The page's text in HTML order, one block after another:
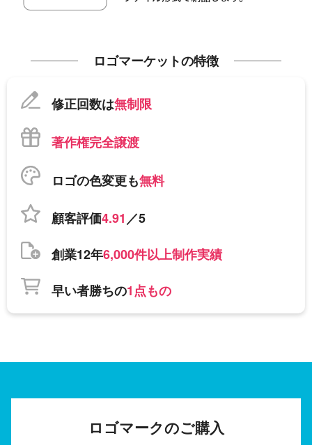
ロゴマーケットの特徴
修正回数は無制限
著作権完全譲渡
ロゴの色変更も無料
顧客評価4.91／5
創業12年6,000件以上制作実績
早い者勝ちの1点もの
ロゴマークのご購入